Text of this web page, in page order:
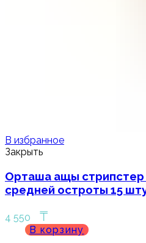
В избранное
Закрыть
Орташа ащы
средней остроты 15
4 550 ₸
В корзину